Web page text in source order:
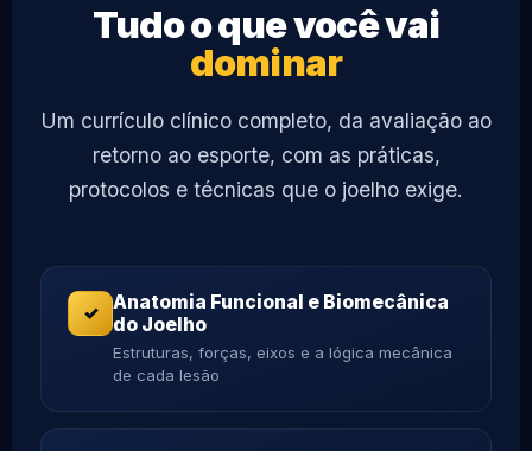
Tudo o que você vai
dominar
Um currículo clínico completo, da avaliação ao
retorno ao esporte, com as práticas,
protocolos e técnicas que o joelho exige.
✓
Anatomia Funcional e Biomecânica
do Joelho
Estruturas, forças, eixos e a lógica mecânica
de cada lesão